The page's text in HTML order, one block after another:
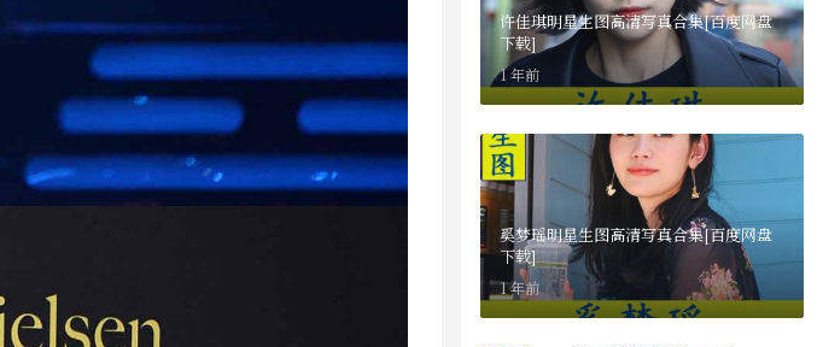
许佳琪明星生图高清写真合集[百度网盘
下载]
1 年前
奚梦瑶明星生图高清写真合集[百度网盘
下载]
1 年前